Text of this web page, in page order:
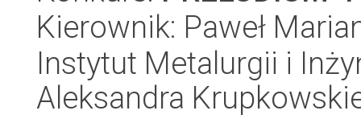
Kierownik: Paweł
Instytut Metalurgii i
Aleksandra